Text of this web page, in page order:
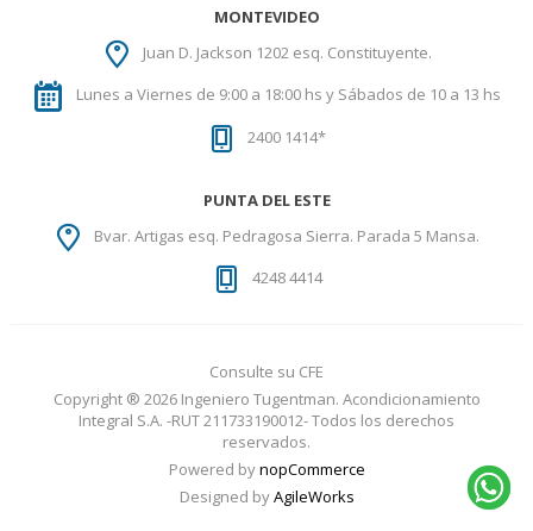
MONTEVIDEO
Juan D. Jackson 1202 esq. Constituyente.
Lunes a Viernes de 9:00 a 18:00 hs y Sábados de 10 a 13 hs
2400 1414*
PUNTA DEL ESTE
Bvar. Artigas esq. Pedragosa Sierra. Parada 5 Mansa.
4248 4414
Consulte su CFE
Copyright ® 2026 Ingeniero Tugentman. Acondicionamiento
Integral S.A. -RUT 211733190012- Todos los derechos
reservados.
Powered bynopCommerce
Designed byAgileWorks